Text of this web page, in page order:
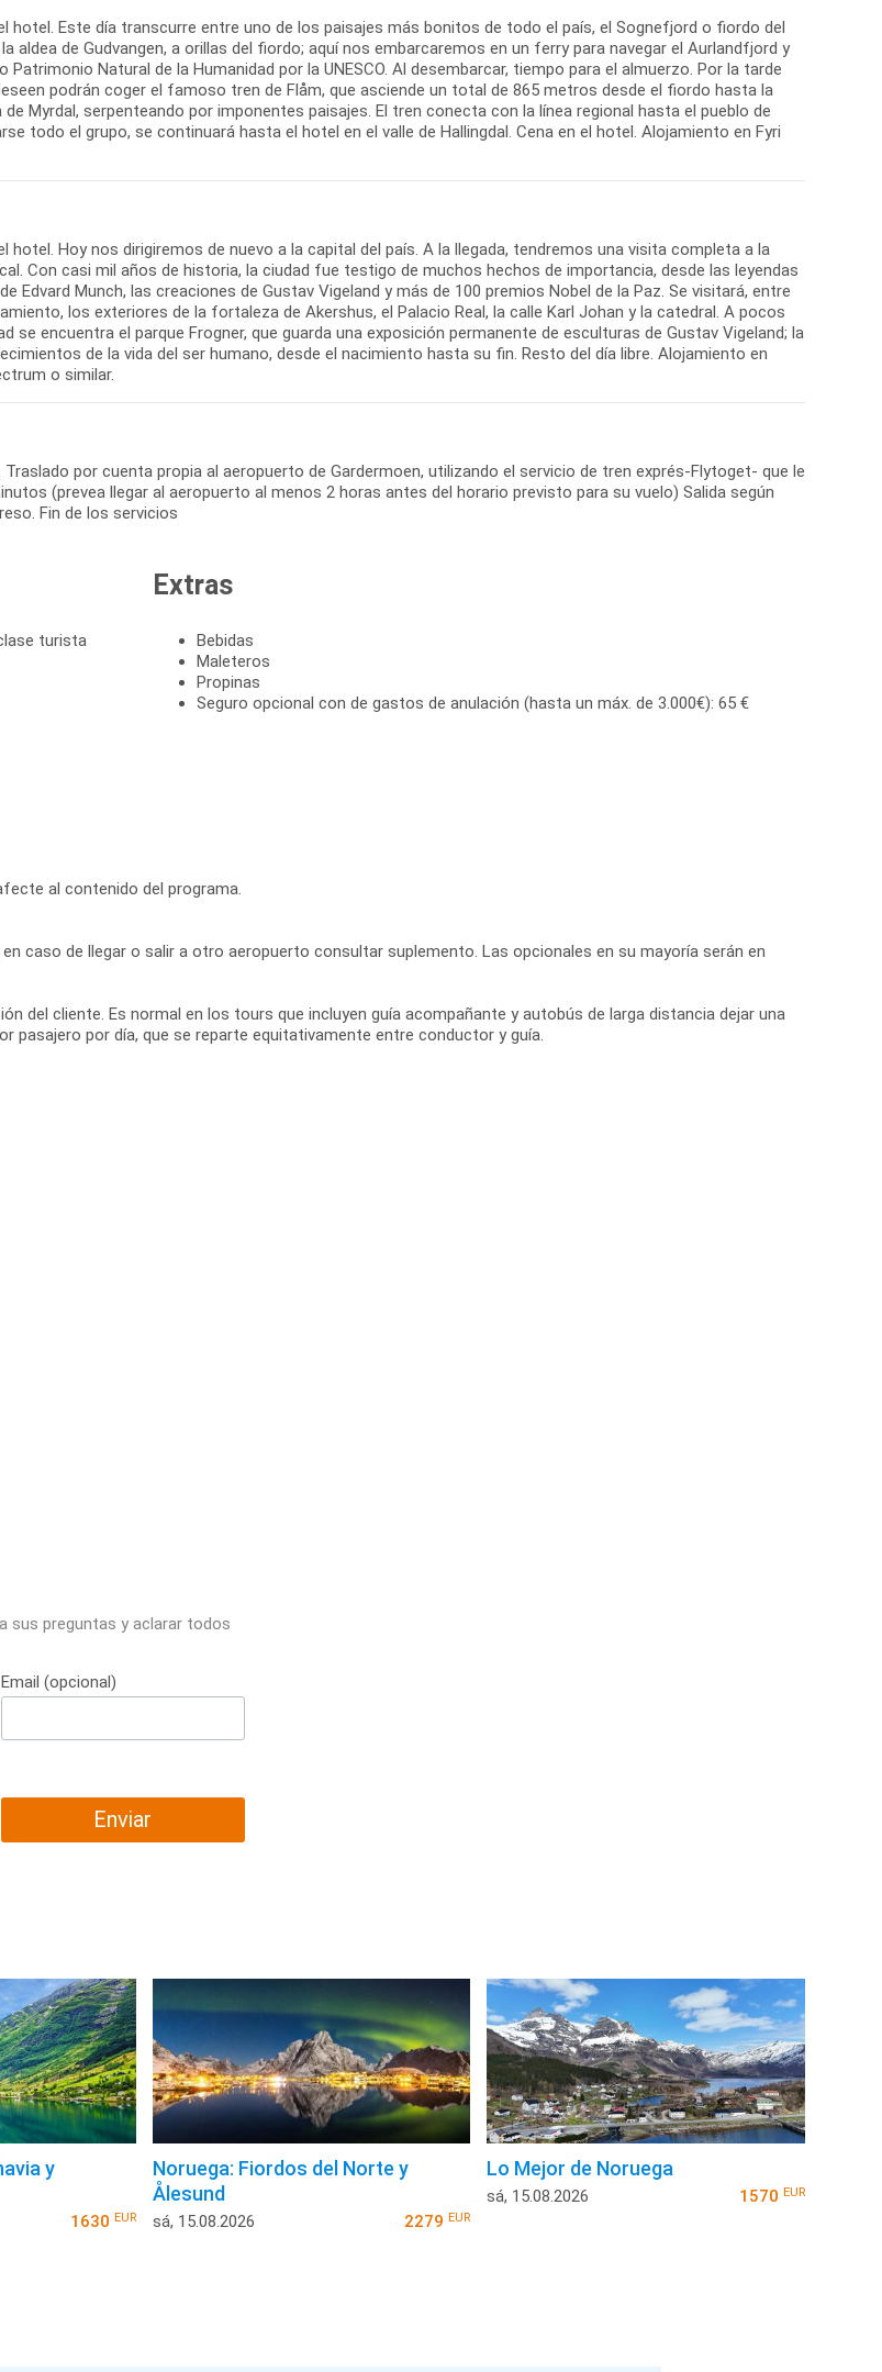
hotel. Este día transcurre entre uno de los paisajes más bonitos de todo el país, el Sognefjord o fiordo del
aldea de Gudvangen, a orillas del fiordo; aquí nos embarcaremos en un ferry para navegar el Aurlandfjord y
Patrimonio Natural de la Humanidad por la UNESCO. Al desembarcar, tiempo para el almuerzo. Por la tarde
podrán coger el famoso tren de Flåm, que asciende un total de 865 metros desde el fiordo hasta la
Myrdal, serpenteando por imponentes paisajes. El tren conecta con la línea regional hasta el pueblo de
todo el grupo, se continuará hasta el hotel en el valle de Hallingdal. Cena en el hotel. Alojamiento en Fyri
hotel. Hoy nos dirigiremos de nuevo a la capital del país. A la llegada, tendremos una visita completa a la
Con casi mil años de historia, la ciudad fue testigo de muchos hechos de importancia, desde las leyendas
Edvard Munch, las creaciones de Gustav Vigeland y más de 100 premios Nobel de la Paz. Se visitará, entre
los exteriores de la fortaleza de Akershus, el Palacio Real, la calle Karl Johan y la catedral. A pocos
se encuentra el parque Frogner, que guarda una exposición permanente de esculturas de Gustav Vigeland; la
de la vida del ser humano, desde el nacimiento hasta su fin. Resto del día libre. Alojamiento en
o similar.
Traslado por cuenta propia al aeropuerto de Gardermoen, utilizando el servicio de tren exprés-Flytoget- que le
(prevea llegar al aeropuerto al menos 2 horas antes del horario previsto para su vuelo) Salida según
Fin de los servicios
turista
Extras
Bebidas
Maleteros
Propinas
Seguro opcional con de gastos de anulación (hasta un máx. de 3.000€): 65 €
al contenido del programa.
caso de llegar o salir a otro aeropuerto consultar suplemento. Las opcionales en su mayoría serán en
del cliente. Es normal en los tours que incluyen guía acompañante y autobús de larga distancia dejar una
pasajero por día, que se reparte equitativamente entre conductor y guía.
sus preguntas y aclarar todos
Email (opcional)
Enviar
y
1630 EUR
Noruega: Fiordos del Norte y
Ålesund
sá, 15.08.2026 2279EUR
Lo Mejor de Noruega
sá, 15.08.2026 1570 EUR